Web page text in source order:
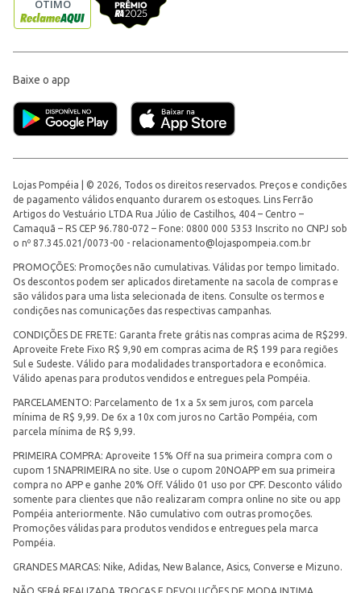
Baixe o app
Lojas Pompéia | © 2026, Todos os direitos reservados. Preços e condições
de pagamento válidos enquanto durarem os estoques. Lins Ferrão
Artigos do Vestuário LTDA Rua Júlio de Castilhos, 404 – Centro –
Camaquã – RS CEP 96.780-072 – Fone: 0800 000 5353 Inscrito no CNPJ sob
o nº 87.345.021/0073-00 - relacionamento@lojaspompeia.com.br
PROMOÇÕES: Promoções não cumulativas. Válidas por tempo limitado.
Os descontos podem ser aplicados diretamente na sacola de compras e
são válidos para uma lista selecionada de itens. Consulte os termos e
condições nas comunicações das respectivas campanhas.
CONDIÇÕES DE FRETE: Garanta frete grátis nas compras acima de R$299.
Aproveite Frete Fixo R$ 9,90 em compras acima de R$ 199 para regiões
Sul e Sudeste. Válido para modalidades transportadora e econômica.
Válido apenas para produtos vendidos e entregues pela Pompéia.
PARCELAMENTO: Parcelamento de 1x a 5x sem juros, com parcela
mínima de R$ 9,99. De 6x a 10x com juros no Cartão Pompéia, com
parcela mínima de R$ 9,99.
PRIMEIRA COMPRA: Aproveite 15% Off na sua primeira compra com o
cupom 15NAPRIMEIRA no site. Use o cupom 20NOAPP em sua primeira
compra no APP e ganhe 20% Off. Válido 01 uso por CPF. Desconto válido
somente para clientes que não realizaram compra online no site ou app
Pompéia anteriormente. Não cumulativo com outras promoções.
Promoções válidas para produtos vendidos e entregues pela marca
Pompéia.
GRANDES MARCAS: Nike, Adidas, New Balance, Asics, Converse e Mizuno.